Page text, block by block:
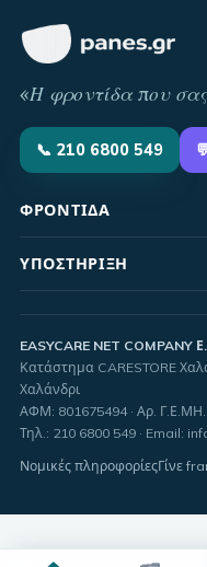
«Η φροντίδα που
📞 210 6800 549
ΦΡΟΝΤΊΔΑ
ΥΠΟΣΤΉΡΙΞΗ
EASYCARE NET COMPANY
Κατάστημα CARESTORE
Χαλάνδρι
ΑΦΜ: 801675494· Αρ. Γ.Ε.ΜΗ.:
Τηλ. : 210 6800 549 · Email:
Νομικές πληροφορίεςΓίνε